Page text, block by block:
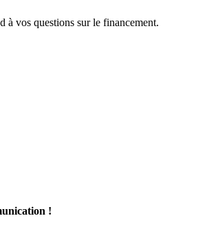
à vos questions sur le financement.
!